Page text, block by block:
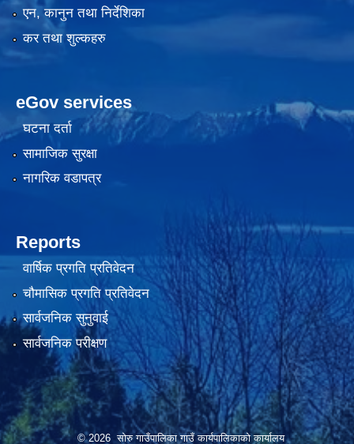
एन, कानुन तथा निर्देशिका
कर तथा शुल्कहरु
eGov services
घटना दर्ता
सामाजिक सुरक्षा
नागरिक वडापत्र
Reports
वार्षिक प्रगति प्रतिवेदन
चौमासिक प्रगति प्रतिवेदन
सार्वजनिक सुनुवाई
सार्वजनिक परीक्षण
© 2026 सोरु गाउँपालिका गाउँ कार्यपालिकाको कार्यालय